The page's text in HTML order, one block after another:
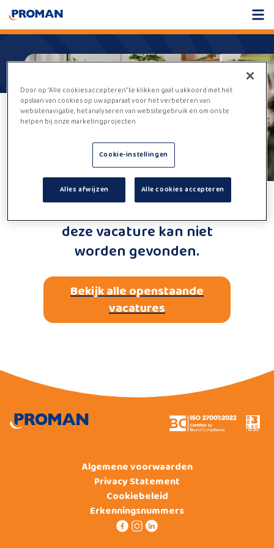
Helaas,
deze vacature kan niet
worden gevonden.
Bekijk alle openstaande
vacatures
Algemene voorwaarden
Privacy Statement
Cookiebeleid
Erkenningsnummers
Door op “Alle cookies accepteren” te klikken gaat u akkoord met het
opslaan van cookies op uw apparaat voor het verbeteren van
websitenavigatie, het analyseren van websitegebruik en om ons te
helpen bij onze marketingprojecten.
Cookie-instellingen
Alles afwijzen Alle cookies accepteren